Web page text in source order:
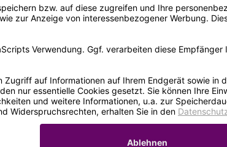
Impressum